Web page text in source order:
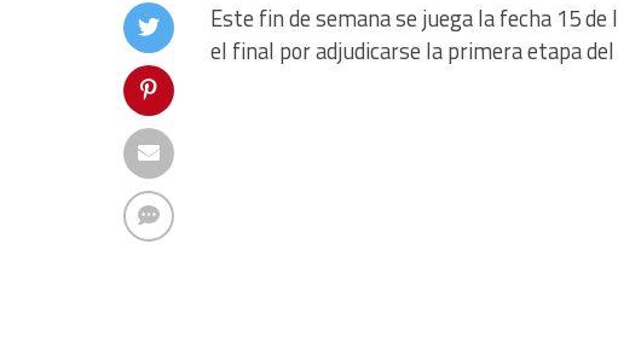
Este fin de semana se juega la fecha 15
el final por adjudicarse la primera etapa